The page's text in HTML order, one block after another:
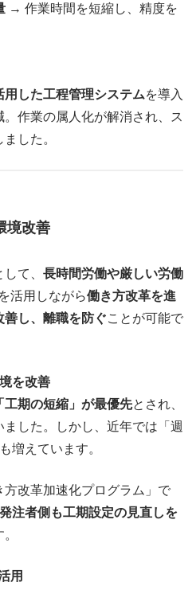
→ 作業時間を短縮し、精度を
用した工程管理システムを導入
作業の属人化が解消され、ス
した。
境改善
て、 長時間労働や厳しい労働
活用しながら働き方改革を進
し、離職を防ぐことが可能で
を改善
工期の短縮」が最優先とされ、
した。しかし、近年では「週
増えています。
改革加速化プログラム」で
発注者側も工期設定の見直しを
用